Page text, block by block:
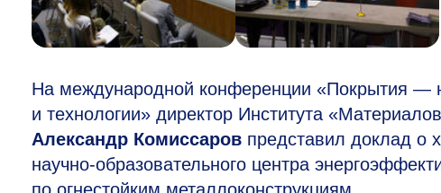
На международной конференции «Покрытия —
и технологии» директор Института
Александр Комиссаров представил доклад о
научно-образовательного центра